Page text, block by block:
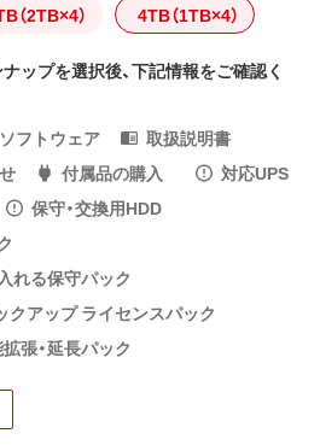
（2TB×4） 4TB（1TB×4）
ップを選択後、下記情報をご確認く
ソフトウェア
取扱説明書
付属品の購入
対応UPS
保守・交換用HDD
れる保守パック
クアップ ライセンスパック
張・延長パック